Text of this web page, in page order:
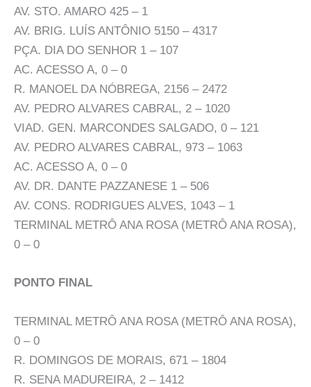
AV. STO. AMARO 425 – 1
AV. BRIG. LUÍS ANTÔNIO 5150 – 4317
PÇA. DIA DO SENHOR 1 – 107
AC. ACESSO A, 0 – 0
R. MANOEL DA NÓBREGA, 2156 – 2472
AV. PEDRO ALVARES CABRAL, 2 – 1020
VIAD. GEN. MARCONDES SALGADO, 0 – 121
AV. PEDRO ALVARES CABRAL, 973 – 1063
AC. ACESSO A, 0 – 0
AV. DR. DANTE PAZZANESE 1 – 506
AV. CONS. RODRIGUES ALVES, 1043 – 1
TERMINAL METRÔ ANA ROSA (METRÔ ANA ROSA),
0 – 0
PONTO FINAL
TERMINAL METRÔ ANA ROSA (METRÔ ANA ROSA),
0 – 0
R. DOMINGOS DE MORAIS, 671 – 1804
R. SENA MADUREIRA, 2 – 1412